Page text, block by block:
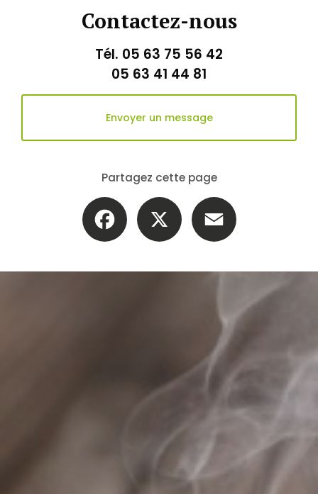
Contactez-nous
Tél. 05 63 75 56 42
05 63 41 44 81
Envoyer un message
Partagez cette page
Facebook